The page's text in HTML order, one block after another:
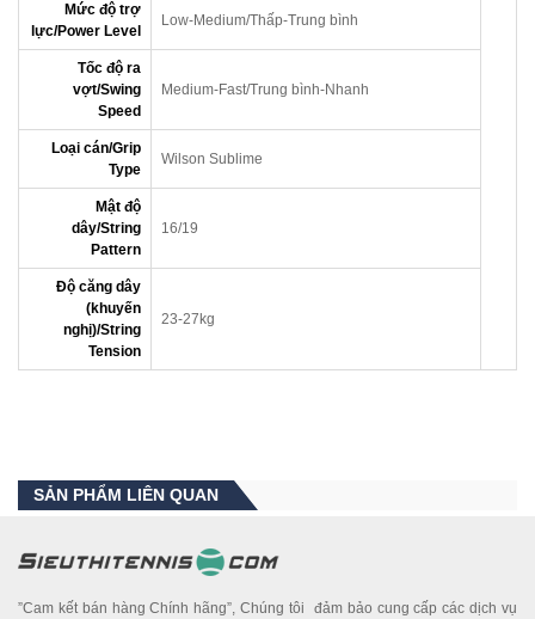
Mức độ trợ
lực/Power Level
Low-Medium/Thấp-Trung bình
Tốc độ ra
vợt/Swing
Speed
Medium-Fast/Trung bình-Nhanh
Loại cán/Grip
Type
Wilson Sublime
Mật độ
dây/String
Pattern
16/19
Độ căng dây
(khuyến
nghị)/String
Tension
23-27kg
SẢN PHẨM LIÊN QUAN
”Cam kết bán hàng Chính hãng”, Chúng tôi đảm bảo cung cấp các dịch vụ